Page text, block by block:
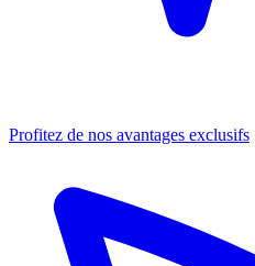
Profitez de nos avantages exclusifs